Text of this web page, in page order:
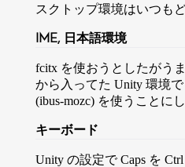
スクトップ環境はいつも
IME, 日本語環境
fcitx を使おうとしたがう
から入ってた Unity 環境
(ibus-mozc) を使うことに
キーボード
Unity の設定で Caps を